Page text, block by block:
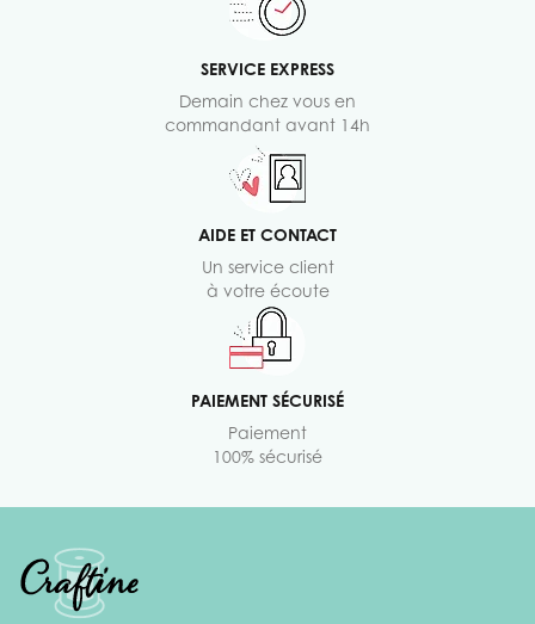
SERVICE EXPRESS
Demain chez vous en
commandant avant 14h
AIDE ET CONTACT
Un service client
à votre écoute
PAIEMENT SÉCURISÉ
Paiement
100% sécurisé